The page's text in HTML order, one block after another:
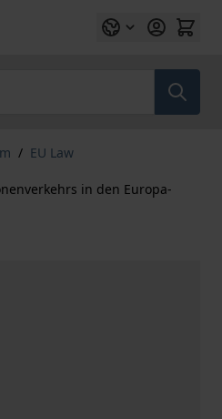
/ EU Law
in den Europa-